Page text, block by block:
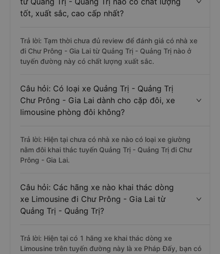
tốt, xuất sắc, cao cấp nhất?
Trả lời: Tạm thời chưa đủ review để đánh giá có nhà xe
đi Chư Prông - Gia Lai từ Quảng Trị - Quảng Trị nào ở
tuyến đường này có chất lượng xuất sắc.
Câu hỏi: Có loại xe Quảng Trị - Quảng Trị
Chư Prông - Gia Lai dành cho cặp đôi, xe
limousine phòng đôi không?
Trả lời: Hiện tại chưa có nhà xe nào có loại xe giường
nằm đôi khai thác tuyến Quảng Trị - Quảng Trị đi Chư
Prông - Gia Lai.
Câu hỏi: Các hãng xe nào khai thác dòng
xe Limousine đi Chư Prông - Gia Lai từ
Quảng Trị - Quảng Trị?
Trả lời: Hiện tại có 1 hãng xe khai thác dòng xe
Limousine trên tuyến đường này là xe Pháp Đấy, bạn có